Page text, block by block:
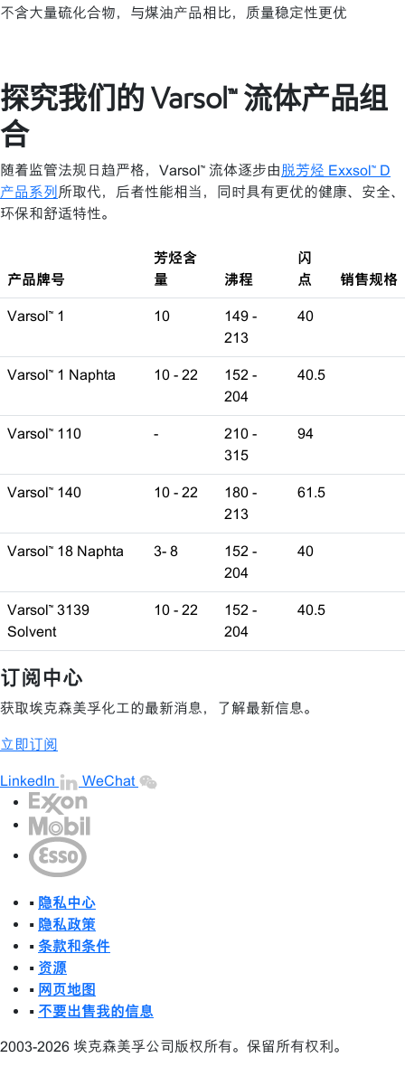
不含大量硫化合物，与煤油产品相比，质量稳定性更优
探究我们的 Varsol™ 流体产品组
合
随着监管法规日趋严格，Varsol™ 流体逐步由脱芳烃 Exxsol™ D
产品系列 所取代，后者性能相当，同时具有更优的健康、安全、
环保和舒适特性。
产品牌号
芳烃含
量
沸程
闪
点
销售规格
Varsol™ 1 10
149 -
213
40
Varsol™ 1 Naphta 10 - 22
152 -
204
40.5
Varsol™ 110 -
210 -
315
94
Varsol™ 140 10 - 22
180 -
213
61.5
Varsol™ 18 Naphta 3- 8
152 -
204
40
Varsol™ 3139
Solvent
10 - 22
152 -
204
40.5
订阅中心
获取埃克森美孚化工的最新消息，了解最新信息。
立即订阅
LinkedIn WeChat
• 隐私中心
• 隐私政策
• 条款和条件
• 资源
• 网页地图
• 不要出售我的信息
2003-2026 埃克森美孚公司版权所有。保留所有权利。